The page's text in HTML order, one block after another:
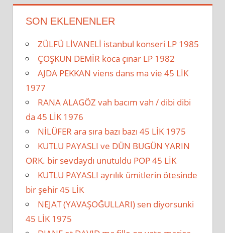
SON EKLENENLER
ZÜLFÜ LİVANELİ istanbul konseri LP 1985
ÇOŞKUN DEMİR koca çınar LP 1982
AJDA PEKKAN viens dans ma vie 45 LİK
1977
RANA ALAGÖZ vah bacım vah / dibi dibi
da 45 LİK 1976
NİLÜFER ara sıra bazı bazı 45 LİK 1975
KUTLU PAYASLI ve DÜN BUGÜN YARIN
ORK. bir sevdaydı unutuldu POP 45 LİK
KUTLU PAYASLI ayrılık ümitlerin ötesinde
bir şehir 45 LİK
NEJAT (YAVAŞOĞULLARI) sen diyorsunki
45 LİK 1975